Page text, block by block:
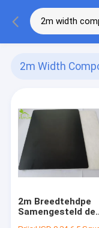
2m Width
2m Breedtehdpe
Samengesteld de